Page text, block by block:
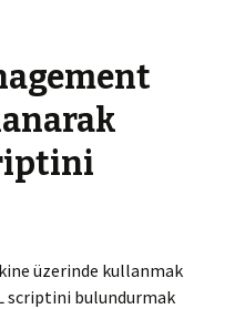
üzerinde kullanmak
scriptini bulundurmak